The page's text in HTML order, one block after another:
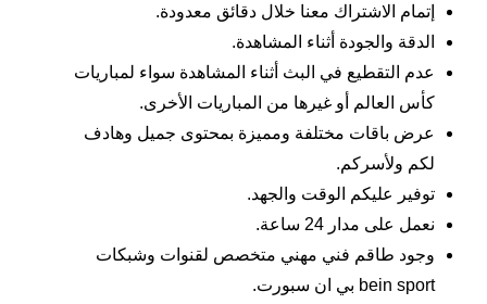
إتمام الاشتراك معنا خلال دقائق معدودة.
الدقة والجودة أثناء المشاهدة.
عدم التقطيع في البث أثناء المشاهدة سواء لمباريات
كأس العالم أو غيرها من المباريات الأخرى.
عرض باقات مختلفة ومميزة بمحتوى جميل وهادف
لكم ولأسركم.
توفير عليكم الوقت والجهد.
نعمل على مدار 24 ساعة.
وجود طاقم فني مهني متخصص لقنوات وشبكات
bein sport بي ان سبورت.